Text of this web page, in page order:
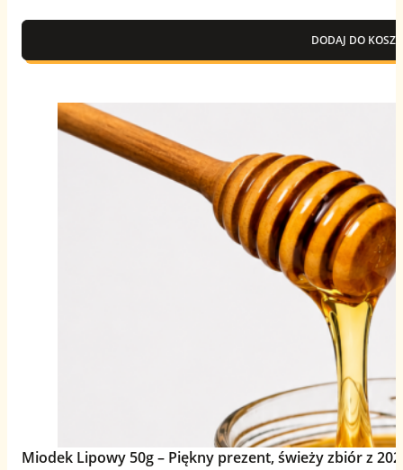
DODAJ DO
Miodek Lipowy 50g – Piękny prezent, świeży zbiór z